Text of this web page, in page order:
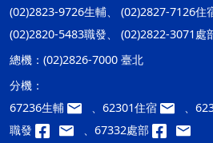
(02)2823-9726生輔、 (02)2827-7126住
(02)2820-5483職發、 (02)2822-3071處
總機： (02)2826-7000 臺北
分機：
67236生輔
、62301住宿 、
職發
、67332處部